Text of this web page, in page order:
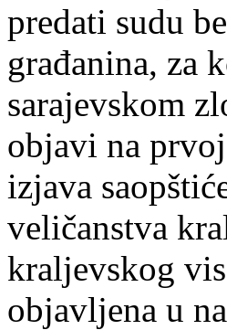
predati sudu
građanina, za
sarajevskom
objavi na
izjava
veličanstva
kraljevskog
objavljena u